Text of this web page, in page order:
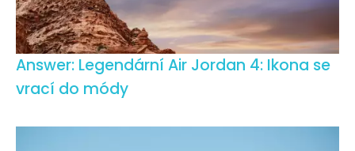
Answer: Legendární Air Jordan 4: Ikona se
vrací do módy